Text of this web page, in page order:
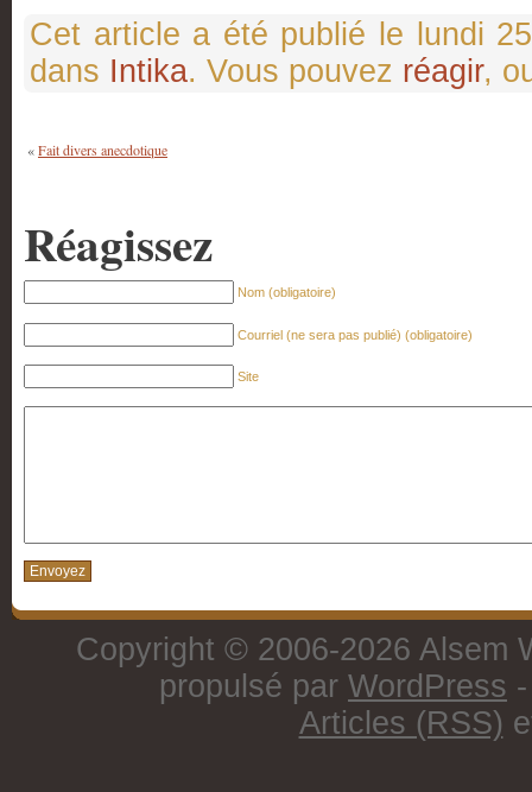
Cet article a été publié le lundi
dans Intika. Vous pouvez réagir,
«Fait divers anecdotique
Réagissez
Nom (obligatoire)
Courriel (ne sera pas publié) (obligatoire)
Site
Copyright © 2006-2026 Alsem
propulsé par WordPress
Articles (RSS)